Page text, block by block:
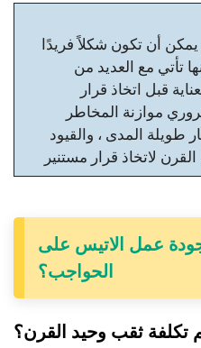
أن تكون شكلاً فريدًا
تأتي مع العديد من
قبل اتخاذ قرار
موازنة المخاطر
طويلة المدى ، والقيود
عمل الاتيس على
الحواجب؟
تكلفة ثقب وحيد القرن؟